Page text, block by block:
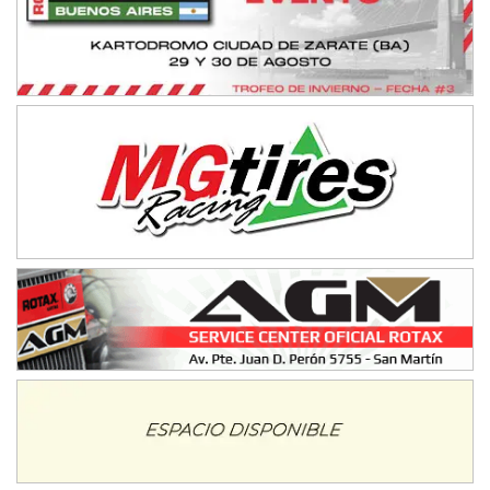
08/09-AGO
IAME SERIES ARGENTINA 6
Baradero (Buenos Aires)
Ciudad de Trenque Lauquen (Asfalto)
Trenque Lauquen (Buenos Aires)
ENTRERRIANO - F6 (POSTERGADA)
Parque de la Velocidad (Asfalto)
Villaguay (Entre Ríos)
VICTORIENSE - F7
El Cerro (Tierra)
Victoria (Entre Ríos)
PATAGONICO - F6
Gral. E. Godoy (Río Negro)